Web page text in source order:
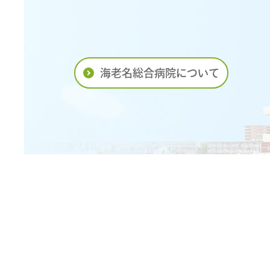
海老名総合病院について